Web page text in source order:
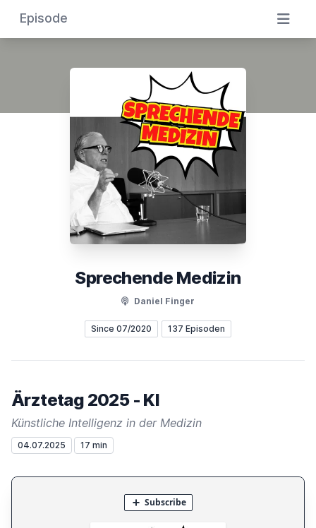
Episode
Sprechende Medizin
Daniel Finger
Since 07/2020 137 Episoden
Ärztetag 2025 - KI
Künstliche Intelligenz in der Medizin
04.07.2025 17 min